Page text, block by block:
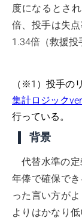
度になるとさ
倍、投手は失
1.34倍（救援投
（※1）投手の
集計ロジック
行っている。
背景
代替水準の
年俸で確保で
った言い方が
よりはかなり